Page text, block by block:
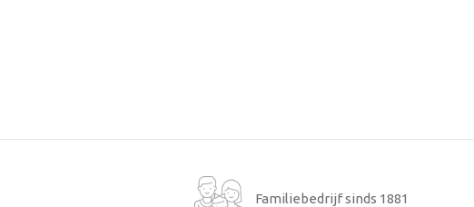
Familiebedrijf sinds 1881